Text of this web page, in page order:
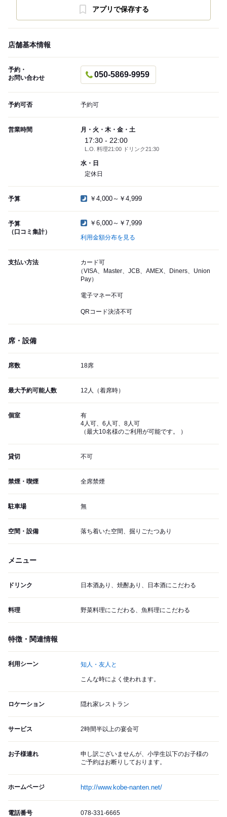
アプリで保存する
店舗基本情報
予約・
お問い合わせ
050-5869-9959
予約可否 予約可
営業時間 月・火・木・金・土
17:30 - 22:00
L.O. 料理21:00 ドリンク21:30
水・日
定休日
予算 ￥4,000～￥4,999
予算
（口コミ集計）
￥6,000～￥7,999
利用金額分布を見る
支払い方法
カード可
（VISA、Master、JCB、AMEX、Diners、Union
Pay）
電子マネー不可
QRコード決済不可
席・設備
席数 18席
最大予約可能人数 12人（着席時）
個室
有
4人可、6人可、8人可
（最大10名様のご利用が可能です。 ）
貸切 不可
禁煙・喫煙 全席禁煙
駐車場 無
空間・設備 落ち着いた空間、掘りごたつあり
メニュー
ドリンク 日本酒あり、焼酎あり、日本酒にこだわる
料理 野菜料理にこだわる、魚料理にこだわる
特徴・関連情報
利用シーン 知人・友人と
こんな時によく使われます。
ロケーション 隠れ家レストラン
サービス 2時間半以上の宴会可
お子様連れ
申し訳ございませんが、小学生以下のお子様の
ご予約はお断りしております。
ホームページ http://www.kobe-nanten.net/
電話番号 078-331-6665